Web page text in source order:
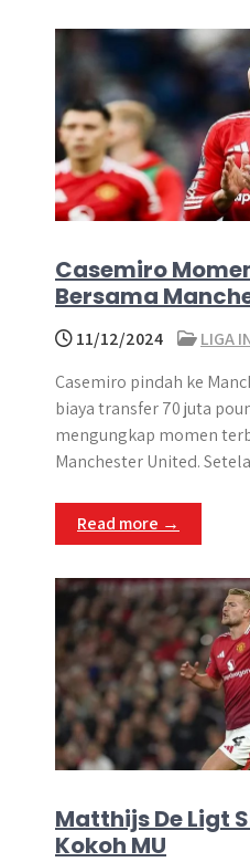
Casemiro
Bersama
11/12/2024
LIGA
Casemiro pindah ke
biaya transfer 70 juta
mengungkap momen
Manchester United.
Read more →
Matthijs De Ligt
Kokoh MU